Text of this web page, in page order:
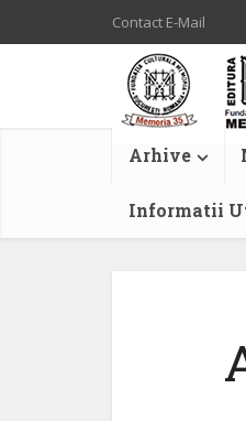
Contact E-Mail
Arhive
Informatii